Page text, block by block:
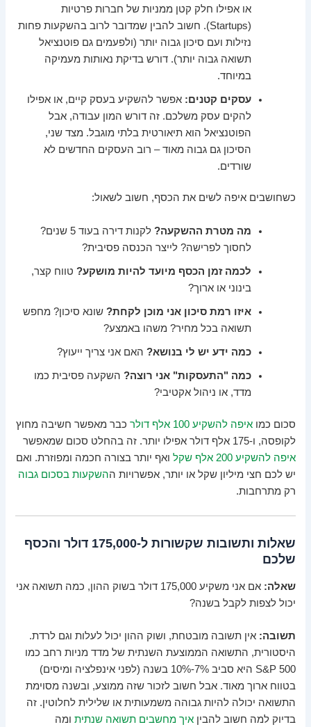
או אפילו חלק קטן ממניות של חברות פרטיות
(Startups). חשוב להבין שמדובר לרוב בהשקעות פחות
נזילות ועם סיכון גבוה יותר (ולפעמים גם פוטנציאל
תשואה גבוה יותר). דורש בדיקת נאותות מעמיקה
במיוחד.
עסקים קטנים: אפשר להשקיע בעסק קיים, או אפילו
להקים עסק משלכם. זה דורש המון עבודה, אבל
הפוטנציאל הוא תיאורטית בלתי מוגבל. מצד שני,
הסיכון גם גבוה מאוד – רוב העסקים החדשים לא
שורדים.
כשחושבים איפה לשים את הכסף, חשוב לשאול:
מה מטרת ההשקעה?
לקנות דירה בעוד 5 שנים?
לחסוך לפרישה? לייצר הכנסה פסיבית?
לכמה זמן הכסף מיועד להיות מושקע? טווח קצר,
בינוני או ארוך?
איזו רמת סיכון אני מוכן לקחת? שונא סיכון? מחפש
תשואה בכל מחיר? משהו באמצע?
כמה ידע יש לי בנושא? האם אני צריך ייעוץ?
כמה "התעסקות" אני רוצה? השקעה פסיבית כמו
מדד, או ניהול אקטיבי?
סכום כמואיפה להשקיע 100 אלף דולר
כבר מאפשר חשיבה מחוץ
לקופסה, ו-175 אלף דולר אפילו יותר. זה בהחלט סכום שמאפשר
איפה להשקיע 200 אלף שקל
ואף יותר בצורה חכמה ומפוזרת. ואם
יש לכם חצי מיליון שקל או יותר, אפשרויות ההשקעות בסכום גבוה
רק מתרחבות.
שאלות ותשובות שקשורות ל-175,000 דולר והכסף
שלכם
שאלה:
אם אני משקיע 175,000 דולר בשוק ההון, כמה תשואה אני
יכול לצפות לקבל בשנה?
תשובה: אין תשובה מובטחת, ושוק ההון יכול לעלות וגם לרדת.
היסטורית, התשואה הממוצעת השנתית של מדד מניות רחב כמו
S&P 500 היא סביב 7%-10% בשנה (לפני אינפלציה ומיסים)
בטווח ארוך מאוד. אבל חשוב לזכור שזה ממוצע, ובשנה מסוימת
התשואה יכולה להיות גבוהה משמעותית או שלילית לחלוטין. זה
בדיוק למה חשוב להביןאיך מחשבים תשואה שנתית ומה